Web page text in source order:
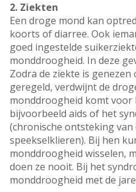
2. Ziekten
Een droge mond kan
koorts of diarree. Ook
goed ingestelde
monddroogheid. In deze
Zodra de ziekte is
geregeld, verdwijnt de
monddroogheid komt voor
bijvoorbeeld aids of het
(chronische ontsteking van
speekselklieren). Bij hen
monddroogheid wisselen,
doen ze nooit. Bij het
monddroogheid met de